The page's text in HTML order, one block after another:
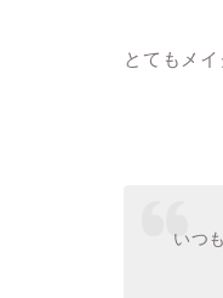
とてもメ
いつ